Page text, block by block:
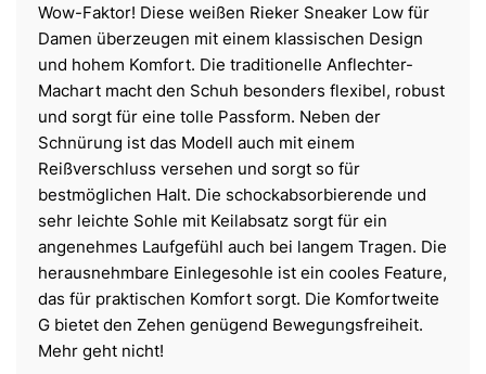
Wow-Faktor! Diese weißen Rieker Sneaker Low für
Damen überzeugen mit einem klassischen Design
und hohem Komfort. Die traditionelle Anflechter-
Machart macht den Schuh besonders flexibel, robust
und sorgt für eine tolle Passform. Neben der
Schnürung ist das Modell auch mit einem
Reißverschluss versehen und sorgt so für
bestmöglichen Halt. Die schockabsorbierende und
sehr leichte Sohle mit Keilabsatz sorgt für ein
angenehmes Laufgefühl auch bei langem Tragen. Die
herausnehmbare Einlegesohle ist ein cooles Feature,
das für praktischen Komfort sorgt. Die Komfortweite
G bietet den Zehen genügend Bewegungsfreiheit.
Mehr geht nicht!